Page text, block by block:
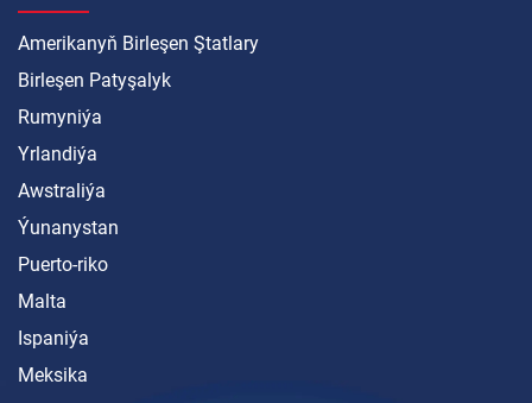
Amerikanyň Birleşen Ştatlary
Birleşen Patyşalyk
Rumyniýa
Yrlandiýa
Awstraliýa
Ýunanystan
Puerto-riko
Malta
Ispaniýa
Meksika